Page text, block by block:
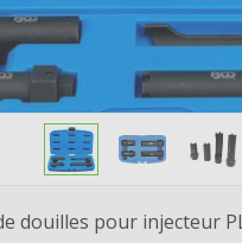
douilles pour injecteur